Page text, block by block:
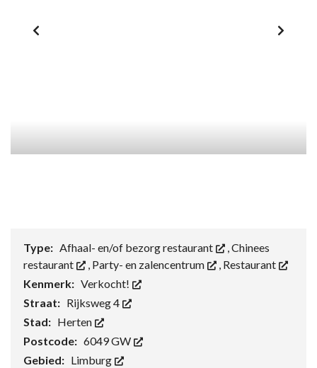
Type: Afhaal- en/of bezorg restaurant ,Chinees
restaurant
, Party- en zalencentrum , Restaurant
Kenmerk: Verkocht!
Straat: Rijksweg 4
Stad: Herten
Postcode: 6049 GW
Gebied: Limburg